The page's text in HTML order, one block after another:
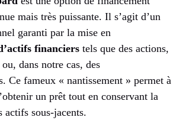
mais très puissante. Il s’agit d’un
garanti par la mise en
financiers tels que des actions,
dans notre cas, des
Ce fameux « nantissement » permet à
un prêt tout en conservant la
actifs sous-jacents.